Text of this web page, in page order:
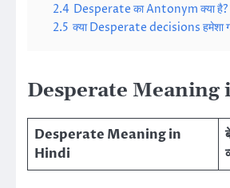
2.4 Desperate का Antonym क्या है?
2.5 क्या Desperate decisions हमेशा
Desperate
Desperate Meaning in
Hindi